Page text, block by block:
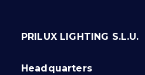
PRILUX LIGHTING S.L.U.
Headquarters